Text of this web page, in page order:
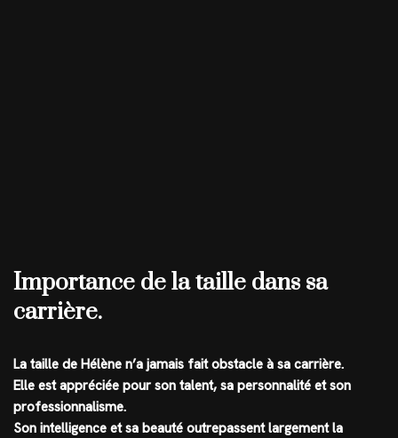
Importance de la taille dans sa
carrière.
La taille de Hélène n’a jamais fait obstacle à sa carrière.
Elle est appréciée pour son talent, sa personnalité et son
professionnalisme.
Son intelligence et sa beauté outrepassent largement la